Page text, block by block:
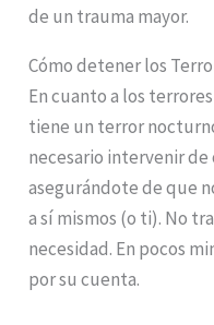
de un trauma mayor.
Cómo detener los
En cuanto a los
tiene un terror
necesario intervenir
asegurándote de que
a sí mismos (o ti). No
necesidad. En pocos
por su cuenta.